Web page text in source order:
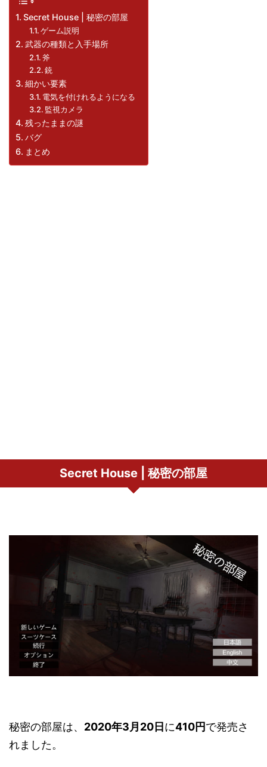
Secret House | 秘密の部屋
ゲーム説明
武器の種類と入手場所
斧
銃
細かい要素
電気を付けれるようになる
監視カメラ
残ったままの謎
バグ
まとめ
Secret House | 秘密の部屋
秘密の部屋は、 2020年3月20日に410円で発売さ
れました。